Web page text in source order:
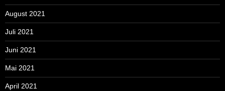
August 2021
Juli 2021
Juni 2021
Mai 2021
April 2021